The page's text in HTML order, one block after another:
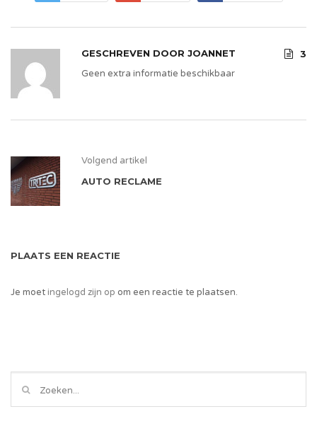
GESCHREVEN DOOR JOANNET
3
Geen extra informatie beschikbaar
Volgend artikel
AUTO RECLAME
PLAATS EEN REACTIE
Je moetingelogd zijn op om een reactie te plaatsen.